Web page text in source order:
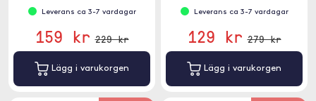
Leverans ca 3-7 vardagar
159 kr 229 kr
Lägg i varukorgen
Leverans ca 3-7 vardagar
129 kr 279 kr
Lägg i varukorgen